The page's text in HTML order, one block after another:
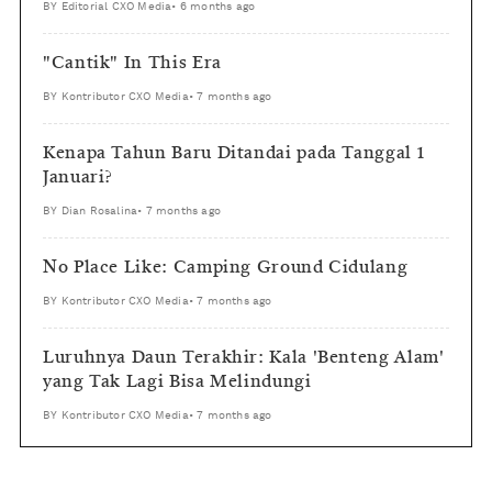
BY Editorial CXO Media • 6 months ago
"Cantik" In This Era
BY Kontributor CXO Media •7 months ago
Kenapa Tahun Baru Ditandai pada Tanggal 1
Januari?
BY Dian Rosalina • 7 months ago
No Place Like: Camping Ground Cidulang
BY Kontributor CXO Media •7 months ago
Luruhnya Daun Terakhir: Kala 'Benteng Alam'
yang Tak Lagi Bisa Melindungi
BY Kontributor CXO Media •7 months ago